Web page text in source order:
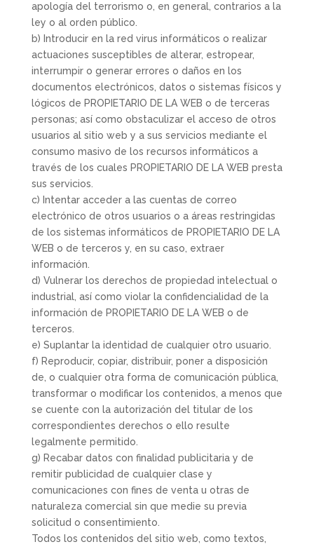
apología del terrorismo o, en general, contrarios a la
ley o al orden público.
b) Introducir en la red virus informáticos o realizar
actuaciones susceptibles de alterar, estropear,
interrumpir o generar errores o daños en los
documentos electrónicos, datos o sistemas físicos y
lógicos de PROPIETARIO DE LA WEB o de terceras
personas; así como obstaculizar el acceso de otros
usuarios al sitio web y a sus servicios mediante el
consumo masivo de los recursos informáticos a
través de los cuales PROPIETARIO DE LA WEB presta
sus servicios.
c) Intentar acceder a las cuentas de correo
electrónico de otros usuarios o a áreas restringidas
de los sistemas informáticos de PROPIETARIO DE LA
WEB o de terceros y, en su caso, extraer
información.
d) Vulnerar los derechos de propiedad intelectual o
industrial, así como violar la confidencialidad de la
información de PROPIETARIO DE LA WEB o de
terceros.
e) Suplantar la identidad de cualquier otro usuario.
f) Reproducir, copiar, distribuir, poner a disposición
de, o cualquier otra forma de comunicación pública,
transformar o modificar los contenidos, a menos que
se cuente con la autorización del titular de los
correspondientes derechos o ello resulte
legalmente permitido.
g) Recabar datos con finalidad publicitaria y de
remitir publicidad de cualquier clase y
comunicaciones con fines de venta u otras de
naturaleza comercial sin que medie su previa
solicitud o consentimiento.
Todos los contenidos del sitio web, como textos,